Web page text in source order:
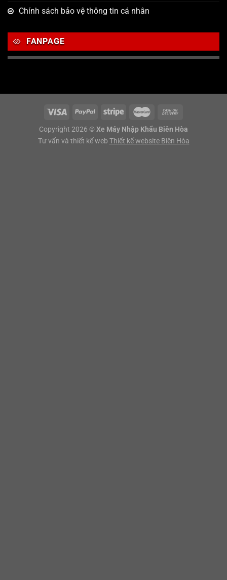
Chính sách bảo vệ thông tin cá nhân
FANPAGE
Copyright 2026 © Xe Máy Nhập Khẩu Biên Hòa
Tư vấn và thiết kế web Thiết kế website Biên Hòa